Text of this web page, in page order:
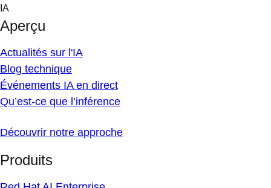
Skip
content
IA
Aperçu
Actualités sur l'IA
Blog technique
Événements IA en direct
Qu’est-ce que l’inférence
Découvrir notre approche
Produits